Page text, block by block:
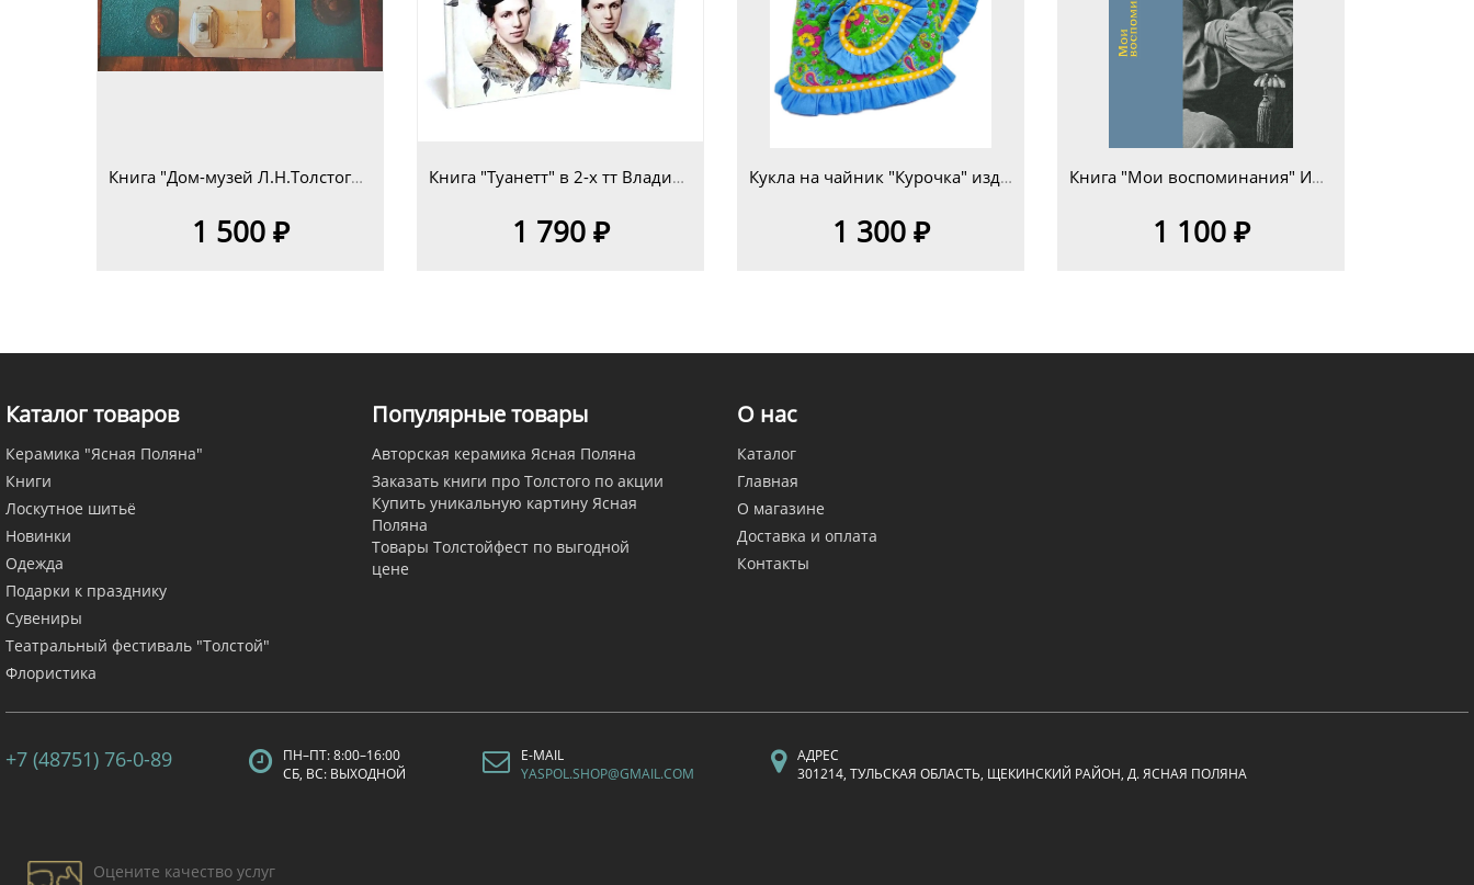
Книга "Дом-музей Л.Н.Толстого в Ясной Поляне. Очерк-путеводитель" Н.П.Пузин
1 500 ₽
Книга "Туанетт" в 2-х тт Владимир Сериков
1 790 ₽
Кукла на чайник "Курочка" изд.4
1 300 ₽
Книга "Мои воспоминания" Илья Львович Толстой
1 100 ₽
Каталог товаров
Керамика "Ясная Поляна"
Книги
Лоскутное шитьё
Новинки
Одежда
Подарки к празднику
Сувениры
Театральный фестиваль "Толстой"
Флористика
Популярные товары
Авторская керамика Ясная Поляна
Заказать книги про Толстого по акции
Купить уникальную картину Ясная
Поляна
Товары Толстойфест по выгодной
цене
О нас
Каталог
Главная
О магазине
Доставка и оплата
Контакты
+7 (48751) 76-0-89
ПН–ПТ: 8:00–16:00
СБ, ВС: ВЫХОДНОЙ
E-MAIL
YASPOL.SHOP@GMAIL.COM
АДРЕС
301214, ТУЛЬСКАЯ ОБЛАСТЬ, ЩЕКИНСКИЙ РАЙОН, Д. ЯСНАЯ ПОЛЯНА
Оцените качество услуг